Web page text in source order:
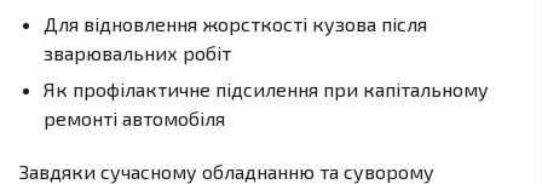
Для відновлення жорсткості кузова після
зварювальних робіт
Як профілактичне підсилення при капітальному
ремонті автомобіля
Завдяки сучасному обладнанню та суворому